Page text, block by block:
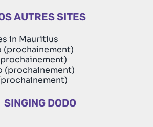
AUTRES SITES
in Mauritius
(prochainement)
(prochainement)
SINGING DODO